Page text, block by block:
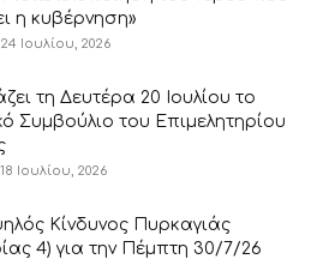
η κυβέρνηση»
24 Ιουλίου, 2026
τη Δευτέρα 20 Ιουλίου το
Συμβούλιο του Επιμελητηρίου
18 Ιουλίου, 2026
Κίνδυνος Πυρκαγιάς
4) για την Πέμπτη 30/7/26